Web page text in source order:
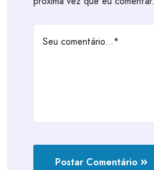
Postar Comentário